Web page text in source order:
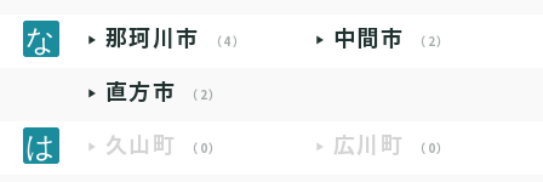
那珂川市 （4） 中間市 （2）
直方市 （2）
久山町 （0） 広川町 （0）